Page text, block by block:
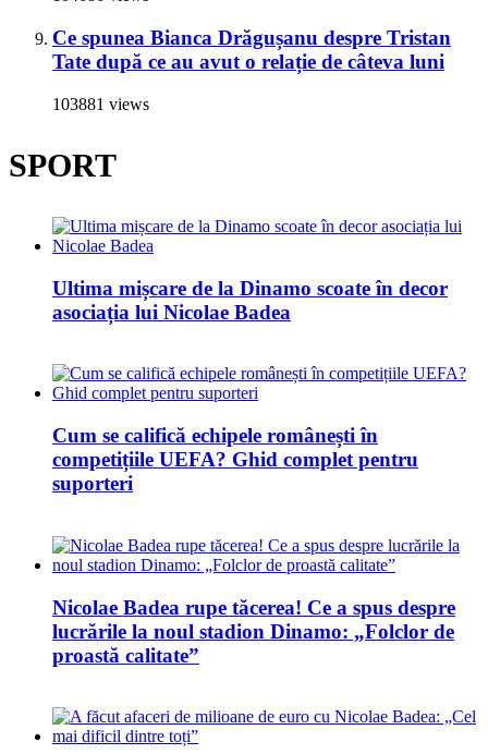
Ce spunea Bianca Drăgușanu despre Tristan
Tate după ce au avut o relație de câteva luni
103881 views
SPORT
Ultima mișcare de la Dinamo scoate în decor
asociația lui Nicolae Badea
Cum se califică echipele românești în
competițiile UEFA? Ghid complet pentru
suporteri
Nicolae Badea rupe tăcerea! Ce a spus despre
lucrările la noul stadion Dinamo: „Folclor de
proastă calitate”